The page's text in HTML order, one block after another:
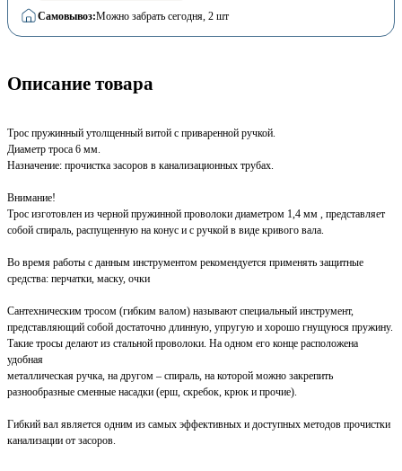
Самовывоз:Можно забрать сегодня, 2 шт
Описание товара
Трос пружинный утолщенный витой с приваренной ручкой.
Диаметр троса 6 мм.
Назначение: прочистка засоров в канализационных трубах.
Внимание!
Трос изготовлен из черной пружинной проволоки диаметром 1,4 мм , представляет
собой спираль, распущенную на конус и с ручкой в виде кривого вала.
Во время работы с данным инструментом рекомендуется применять защитные
средства: перчатки, маску, очки
Сантехническим тросом (гибким валом) называют специальный инструмент,
представляющий собой достаточно длинную, упругую и хорошо гнущуюся пружину.
Такие тросы делают из стальной проволоки. На одном его конце расположена
удобная
металлическая ручка, на другом – спираль, на которой можно закрепить
разнообразные сменные насадки (ерш, скребок, крюк и прочие).
Гибкий вал является одним из самых эффективных и доступных методов прочистки
канализации от засоров.